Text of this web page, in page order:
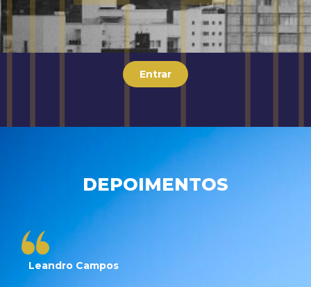
Entrar
DEPOIMENTOS
Leandro Campos